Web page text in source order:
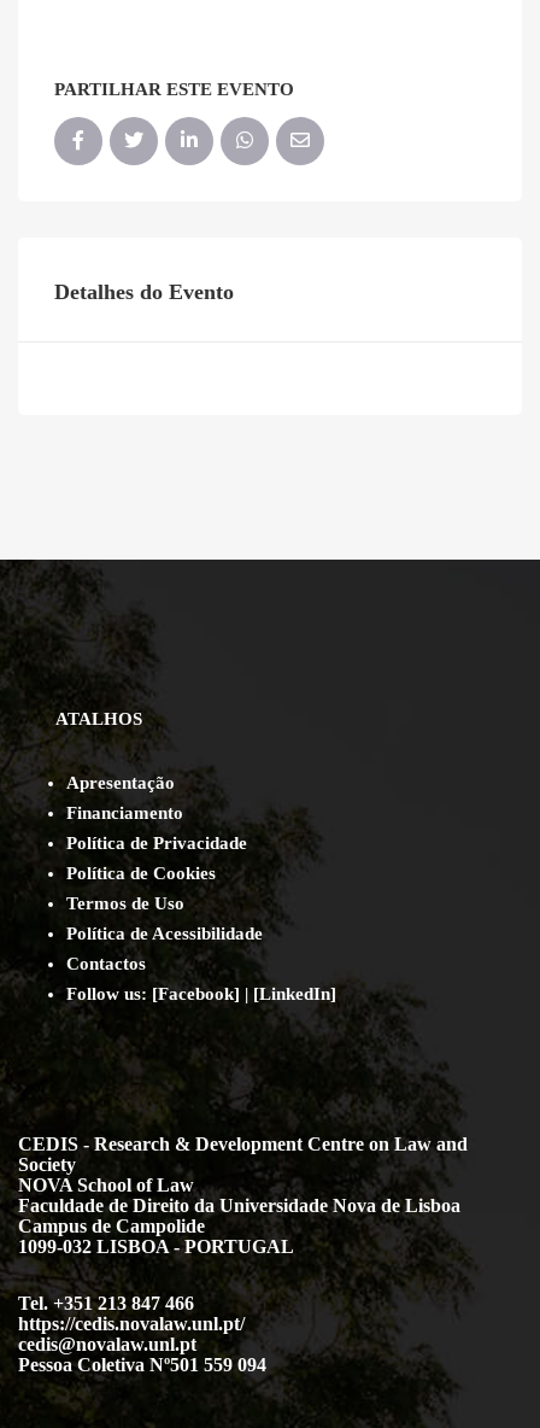
PARTILHAR ESTE EVENTO
Detalhes do Evento
ATALHOS
Apresentação
Financiamento
Política de Privacidade
Política de Cookies
Termos de Uso
Política de Acessibilidade
Contactos
Follow us: [Facebook] | [LinkedIn]
CEDIS - Research & Development Centre on Law and
Society
NOVA School of Law
Faculdade de Direito da Universidade Nova de Lisboa
Campus de Campolide
1099-032 LISBOA - PORTUGAL
Tel. +351 213 847 466
https://cedis.novalaw.unl.pt/
cedis@novalaw.unl.pt
Pessoa Coletiva Nº501 559 094